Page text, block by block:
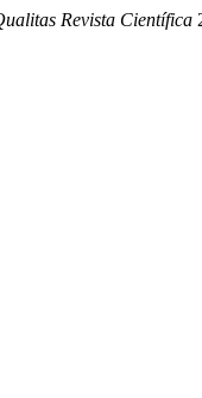
Revista Científica